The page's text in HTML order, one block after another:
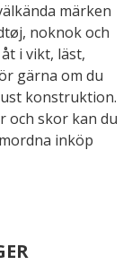
märken
noknok och
i vikt, läst,
gärna om du
konstruktion.
och skor kan du
inköp